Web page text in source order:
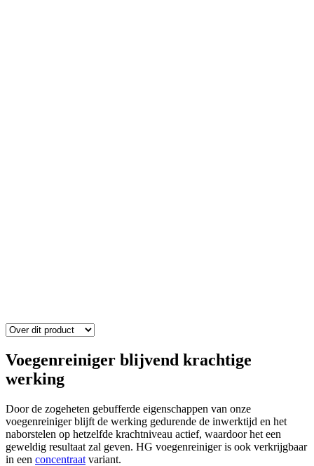
Voegenreiniger blijvend krachtige
werking
Door de zogeheten gebufferde eigenschappen van onze
voegenreiniger blijft de werking gedurende de inwerktijd en het
naborstelen op hetzelfde krachtniveau actief, waardoor het een
geweldig resultaat zal geven. HG voegenreiniger is ook verkrijgbaar
in een concentraat variant.